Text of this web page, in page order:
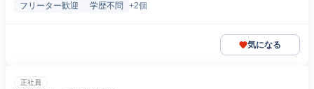
フリーター歓迎 学歴不問 +2個
気になる
正社員